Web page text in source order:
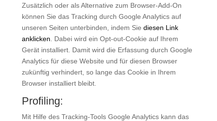
Zusätzlich oder als Alternative zum Browser-Add-On
können Sie das Tracking durch Google Analytics auf
unseren Seiten unterbinden, indem Sie diesen Link
anklicken . Dabei wird ein Opt-out-Cookie auf Ihrem
Gerät installiert. Damit wird die Erfassung durch Google
Analytics für diese Website und für diesen Browser
zukünftig verhindert, so lange das Cookie in Ihrem
Browser installiert bleibt.
Profiling:
Mit Hilfe des Tracking-Tools Google Analytics kann das